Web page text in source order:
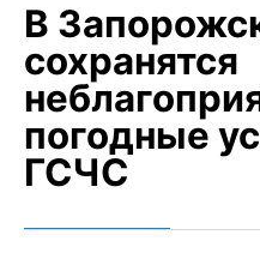
В
сохранятся
погодные
ГСЧС